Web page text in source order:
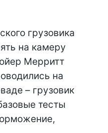
грузовика
на камеру
Мерритт
на
– грузовик
тесты